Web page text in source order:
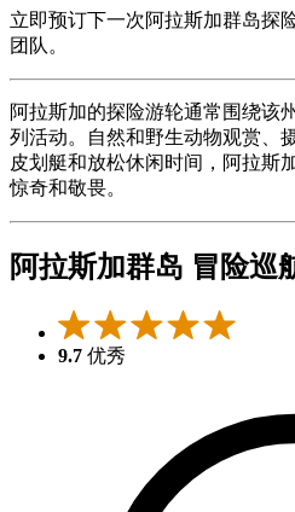
立即预订下一次阿拉斯加群岛探
团队。
阿拉斯加的探险游轮通常围绕该
列活动。自然和野生动物观赏、
皮划艇和放松休闲时间，阿拉斯
惊奇和敬畏。
阿拉斯加群岛 冒险巡
9.7 优秀